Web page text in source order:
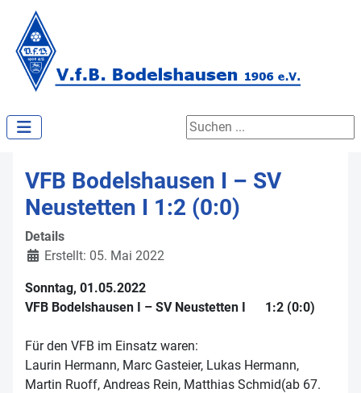
Suchen ...
VFB Bodelshausen I – SV
Neustetten I 1:2 (0:0)
Details
Erstellt: 05. Mai 2022
Sonntag, 01.05.2022
VFB Bodelshausen I – SV Neustetten I 1:2 (0:0)
Für den VFB im Einsatz waren:
Laurin Hermann, Marc Gasteier, Lukas Hermann,
Martin Ruoff, Andreas Rein, Matthias Schmid(ab 67.